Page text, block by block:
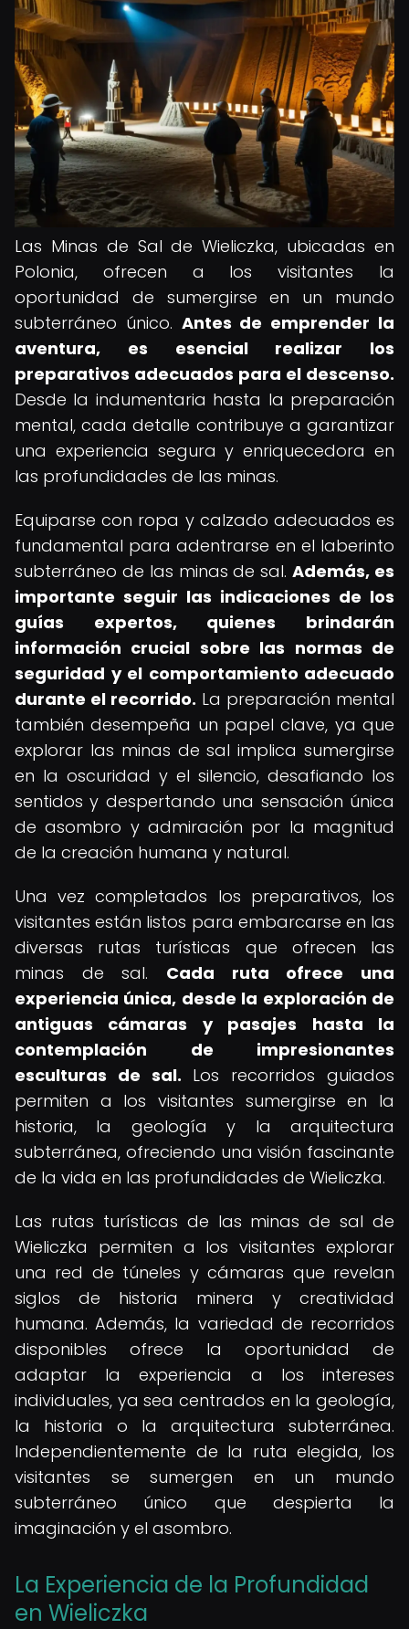
Las Minas de Sal de Wieliczka, ubicadas en
Polonia, ofrecen a los visitantes la
oportunidad de sumergirse en un mundo
subterráneo único. Antes de emprender la
aventura, es esencial realizar los
preparativos adecuados para el descenso.
Desde la indumentaria hasta la preparación
mental, cada detalle contribuye a garantizar
una experiencia segura y enriquecedora en
las profundidades de las minas.
Equiparse con ropa y calzado adecuados es
fundamental para adentrarse en el laberinto
subterráneo de las minas de sal.Además, es
importante seguir las indicaciones de los
guías expertos, quienes brindarán
información crucial sobre las normas de
seguridad y el comportamiento adecuado
durante el recorrido. La preparación mental
también desempeña un papel clave, ya que
explorar las minas de sal implica sumergirse
en la oscuridad y el silencio, desafiando los
sentidos y despertando una sensación única
de asombro y admiración por la magnitud
de la creación humana y natural.
Una vez completados los preparativos, los
visitantes están listos para embarcarse en las
diversas rutas turísticas que ofrecen las
minas de sal. Cada ruta ofrece una
experiencia única, desde la exploración de
antiguas cámaras y pasajes hasta la
contemplación de impresionantes
esculturas de sal. Los recorridos guiados
permiten a los visitantes sumergirse en la
historia, la geología y la arquitectura
subterránea, ofreciendo una visión fascinante
de la vida en las profundidades de Wieliczka.
Las rutas turísticas de las minas de sal de
Wieliczka permiten a los visitantes explorar
una red de túneles y cámaras que revelan
siglos de historia minera y creatividad
humana. Además, la variedad de recorridos
disponibles ofrece la oportunidad de
adaptar la experiencia a los intereses
individuales, ya sea centrados en la geología,
la historia o la arquitectura subterránea.
Independientemente de la ruta elegida, los
visitantes se sumergen en un mundo
subterráneo único que despierta la
imaginación y el asombro.
La Experiencia de la Profundidad
en Wieliczka